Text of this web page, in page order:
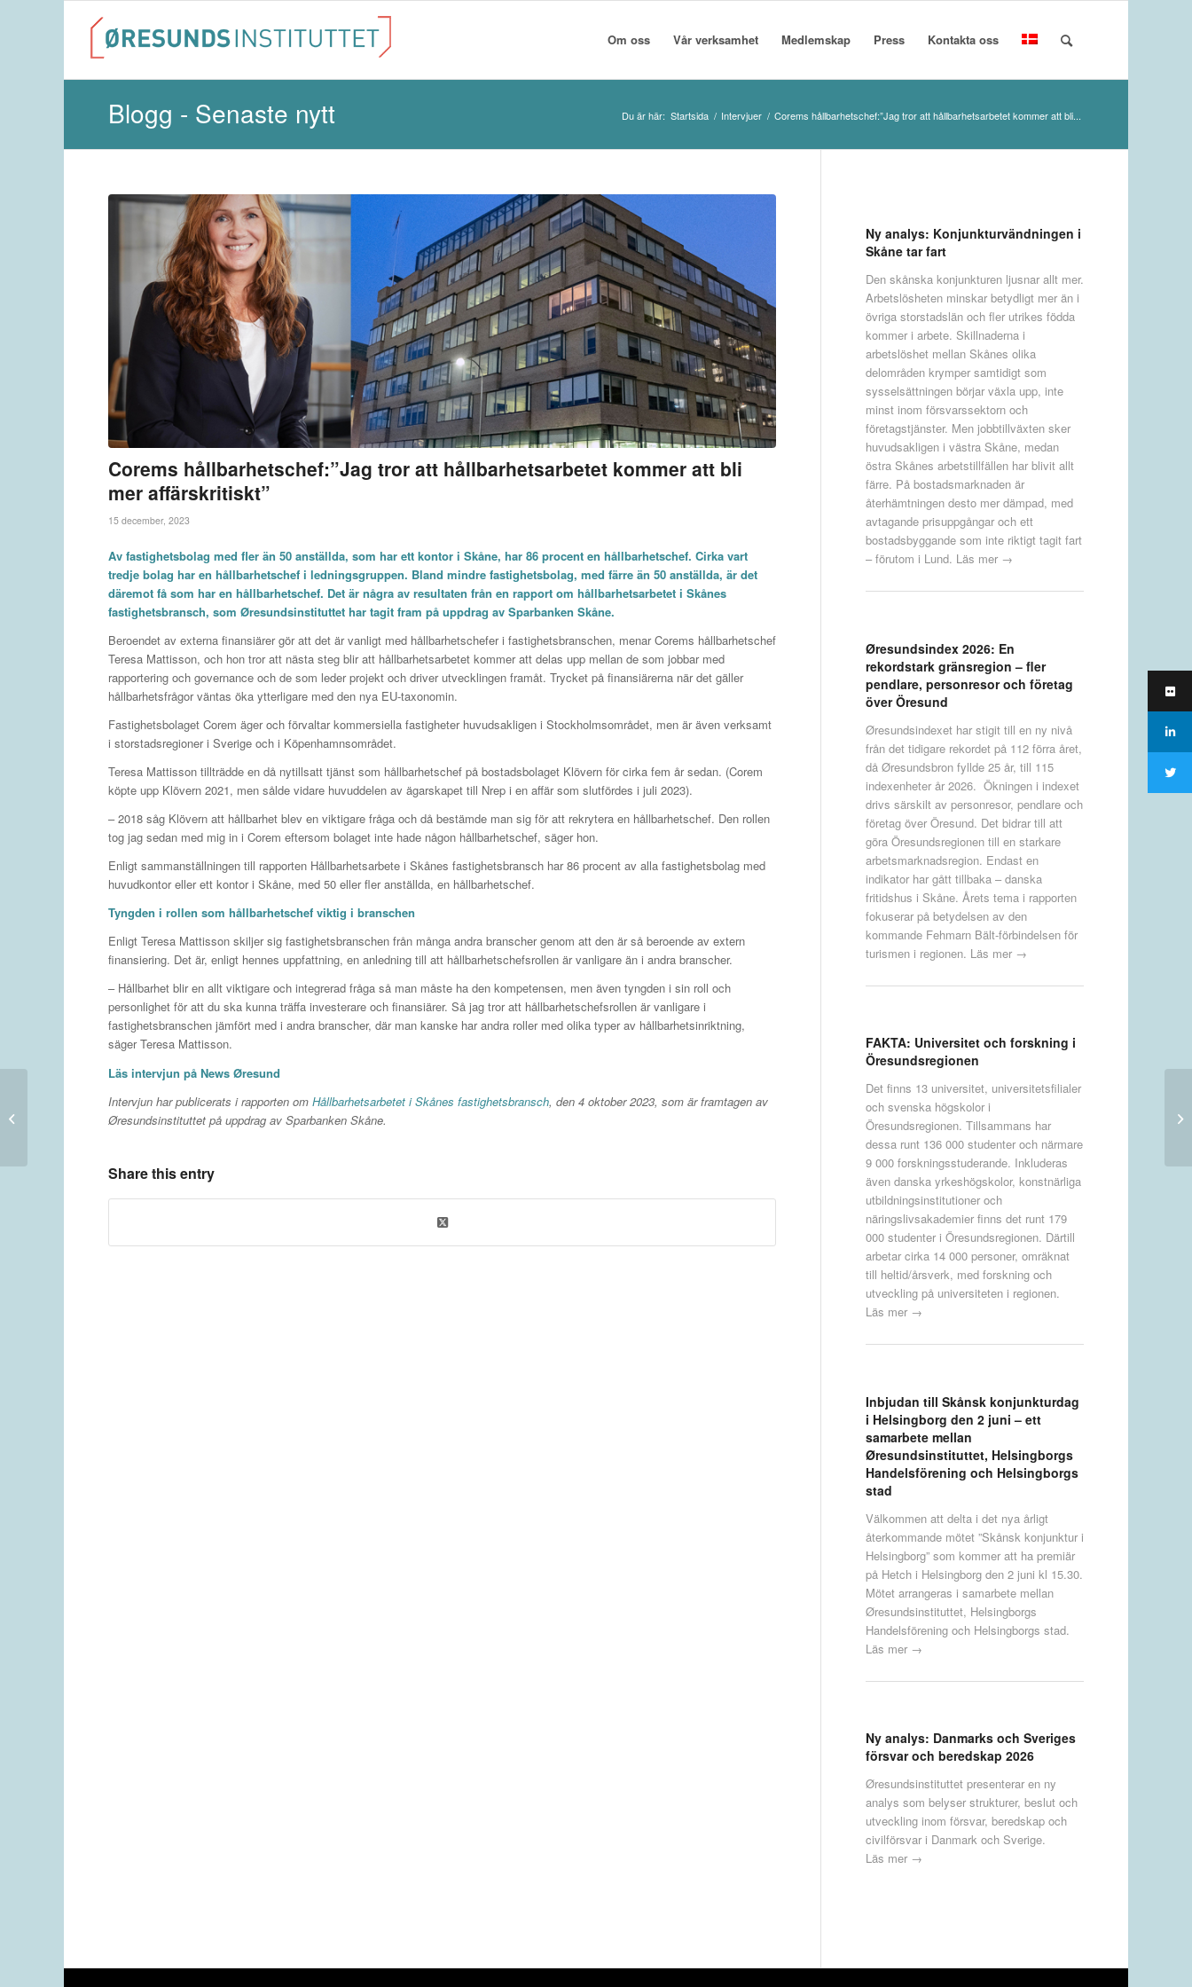
Om oss Vår verksamhet Medlemskap Press Kontakta oss
Blogg - Senaste nytt Du är här: Startsida / Intervjuer / Corems hållbarhetschef:”Jag tror att hållbarhetsarbetet kommer att bli...
Corems hållbarhetschef:”Jag tror att hållbarhetsarbetet kommer att bli
mer affärskritiskt”
15 december, 2023
Av fastighetsbolag med fler än 50 anställda, som har ett kontor i Skåne, har 86 procent en hållbarhetschef. Cirka vart
tredje bolag har en hållbarhetschef i ledningsgruppen. Bland mindre fastighetsbolag, med färre än 50 anställda, är det
däremot få som har en hållbarhetschef. Det är några av resultaten från en rapport om hållbarhetsarbetet i Skånes
fastighetsbransch, som Øresundsinstituttet har tagit fram på uppdrag av Sparbanken Skåne.
Beroendet av externa finansiärer gör att det är vanligt med hållbarhetschefer i fastighetsbranschen, menar Corems hållbarhetschef
Teresa Mattisson, och hon tror att nästa steg blir att hållbarhetsarbetet kommer att delas upp mellan de som jobbar med
rapportering och governance och de som leder projekt och driver utvecklingen framåt. Trycket på finansiärerna när det gäller
hållbarhetsfrågor väntas öka ytterligare med den nya EU-taxonomin.
Fastighetsbolaget Corem äger och förvaltar kommersiella fastigheter huvudsakligen i Stockholmsområdet, men är även verksamt
i storstadsregioner i Sverige och i Köpenhamnsområdet.
Teresa Mattisson tillträdde en då nytillsatt tjänst som hållbarhetschef på bostadsbolaget Klövern för cirka fem år sedan. (Corem
köpte upp Klövern 2021, men sålde vidare huvuddelen av ägarskapet till Nrep i en affär som slutfördes i juli 2023).
– 2018 såg Klövern att hållbarhet blev en viktigare fråga och då bestämde man sig för att rekrytera en hållbarhetschef. Den rollen
tog jag sedan med mig in i Corem eftersom bolaget inte hade någon hållbarhetschef, säger hon.
Enligt sammanställningen till rapporten Hållbarhetsarbete i Skånes fastighetsbransch har 86 procent av alla fastighetsbolag med
huvudkontor eller ett kontor i Skåne, med 50 eller fler anställda, en hållbarhetschef.
Tyngden i rollen som hållbarhetschef viktig i branschen
Enligt Teresa Mattisson skiljer sig fastighetsbranschen från många andra branscher genom att den är så beroende av extern
finansiering. Det är, enligt hennes uppfattning, en anledning till att hållbarhetschefsrollen är vanligare än i andra branscher.
– Hållbarhet blir en allt viktigare och integrerad fråga så man måste ha den kompetensen, men även tyngden i sin roll och
personlighet för att du ska kunna träffa investerare och finansiärer. Så jag tror att hållbarhetschefsrollen är vanligare i
fastighetsbranschen jämfört med i andra branscher, där man kanske har andra roller med olika typer av hållbarhetsinriktning,
säger Teresa Mattisson.
Läs intervjun på News Øresund
Intervjun har publicerats i rapporten om Hållbarhetsarbetet i Skånes fastighetsbransch, den 4 oktober 2023, som är framtagen av
Øresundsinstituttet på uppdrag av Sparbanken Skåne.
Share this entry
Ny analys: Konjunkturvändningen i
Skåne tar fart
Den skånska konjunkturen ljusnar allt mer.
Arbetslösheten minskar betydligt mer än i
övriga storstadslän och fler utrikes födda
kommer i arbete. Skillnaderna i
arbetslöshet mellan Skånes olika
delområden krymper samtidigt som
sysselsättningen börjar växla upp, inte
minst inom försvarssektorn och
företagstjänster. Men jobbtillväxten sker
huvudsakligen i västra Skåne, medan
östra Skånes arbetstillfällen har blivit allt
färre. På bostadsmarknaden är
återhämtningen desto mer dämpad, med
avtagande prisuppgångar och ett
bostadsbyggande som inte riktigt tagit fart
– förutom i Lund. Läs mer →
Øresundsindex 2026: En
rekordstark gränsregion – fler
pendlare, personresor och företag
över Öresund
Øresundsindexet har stigit till en ny nivå
från det tidigare rekordet på 112 förra året,
då Øresundsbron fyllde 25 år, till 115
indexenheter år 2026. Ökningen i indexet
drivs särskilt av personresor, pendlare och
företag över Öresund. Det bidrar till att
göra Öresundsregionen till en starkare
arbetsmarknadsregion. Endast en
indikator har gått tillbaka – danska
fritidshus i Skåne. Årets tema i rapporten
fokuserar på betydelsen av den
kommande Fehmarn Bält-förbindelsen för
turismen i regionen. Läs mer →
FAKTA: Universitet och forskning i
Öresundsregionen
Det finns 13 universitet, universitetsfilialer
och svenska högskolor i
Öresundsregionen. Tillsammans har
dessa runt 136 000 studenter och närmare
9 000 forskningsstuderande. Inkluderas
även danska yrkeshögskolor, konstnärliga
utbildningsinstitutioner och
näringslivsakademier finns det runt 179
000 studenter i Öresundsregionen. Därtill
arbetar cirka 14 000 personer, omräknat
till heltid/årsverk, med forskning och
utveckling på universiteten i regionen.
Läs mer →
Inbjudan till Skånsk konjunkturdag
i Helsingborg den 2 juni – ett
samarbete mellan
Øresundsinstituttet, Helsingborgs
Handelsförening och Helsingborgs
stad
Välkommen att delta i det nya årligt
återkommande mötet ”Skånsk konjunktur i
Helsingborg” som kommer att ha premiär
på Hetch i Helsingborg den 2 juni kl 15.30.
Mötet arrangeras i samarbete mellan
Øresundsinstituttet, Helsingborgs
Handelsförening och Helsingborgs stad.
Läs mer →
Ny analys: Danmarks och Sveriges
försvar och beredskap 2026
Øresundsinstituttet presenterar en ny
analys som belyser strukturer, beslut och
utveckling inom försvar, beredskap och
civilförsvar i Danmark och Sverige.
Läs mer →
konjunkturexperterna
Las Olsen och Pernilla